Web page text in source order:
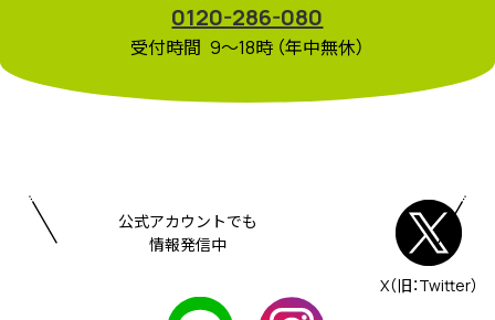
0120-286-080
受付時間 9〜18時 （年中無休）
公式アカウントでも
情報発信中
X（旧：Twitter）